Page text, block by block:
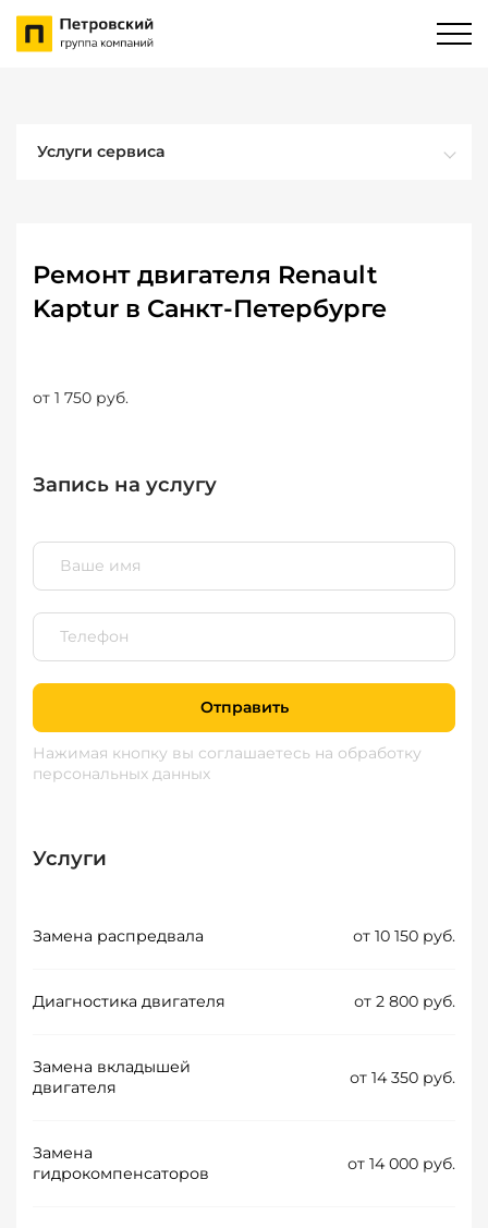
Услуги сервиса
Ремонт двигателя Renault
Kaptur в Санкт-Петербурге
от 1 750 руб.
Запись на услугу
Отправить
Нажимая кнопку вы соглашаетесь на обработку
персональных данных
Услуги
Замена распредвала от 10 150 руб.
Диагностика двигателя от 2 800 руб.
Замена вкладышей
двигателя
от 14 350 руб.
Замена
гидрокомпенсаторов
от 14 000 руб.